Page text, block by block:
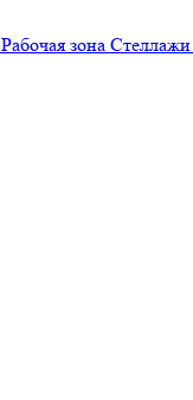
Рабочая зона Стеллажи